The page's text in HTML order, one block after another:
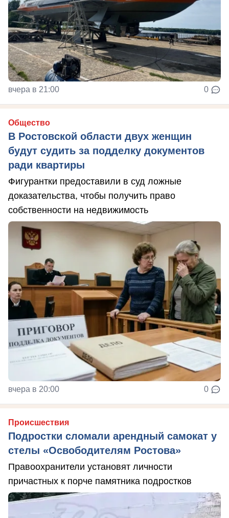
вчера в 21:00 0
Общество
В Ростовской области двух женщин
будут судить за подделку документов
ради квартиры
Фигурантки предоставили в суд ложные
доказательства, чтобы получить право
собственности на недвижимость
вчера в 20:00 0
Происшествия
Подростки сломали арендный самокат у
стелы «Освободителям Ростова»
Правоохранители установят личности
причастных к порче памятника подростков